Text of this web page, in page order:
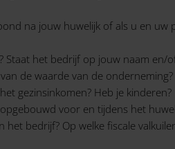
na jouw huwelijk of als u en
het bedrijf op jouw naam en/
de waarde van de onderneming?
gezinsinkomen? Heb je kinderen?
voor en tijdens het
bedrijf? Op welke fiscale